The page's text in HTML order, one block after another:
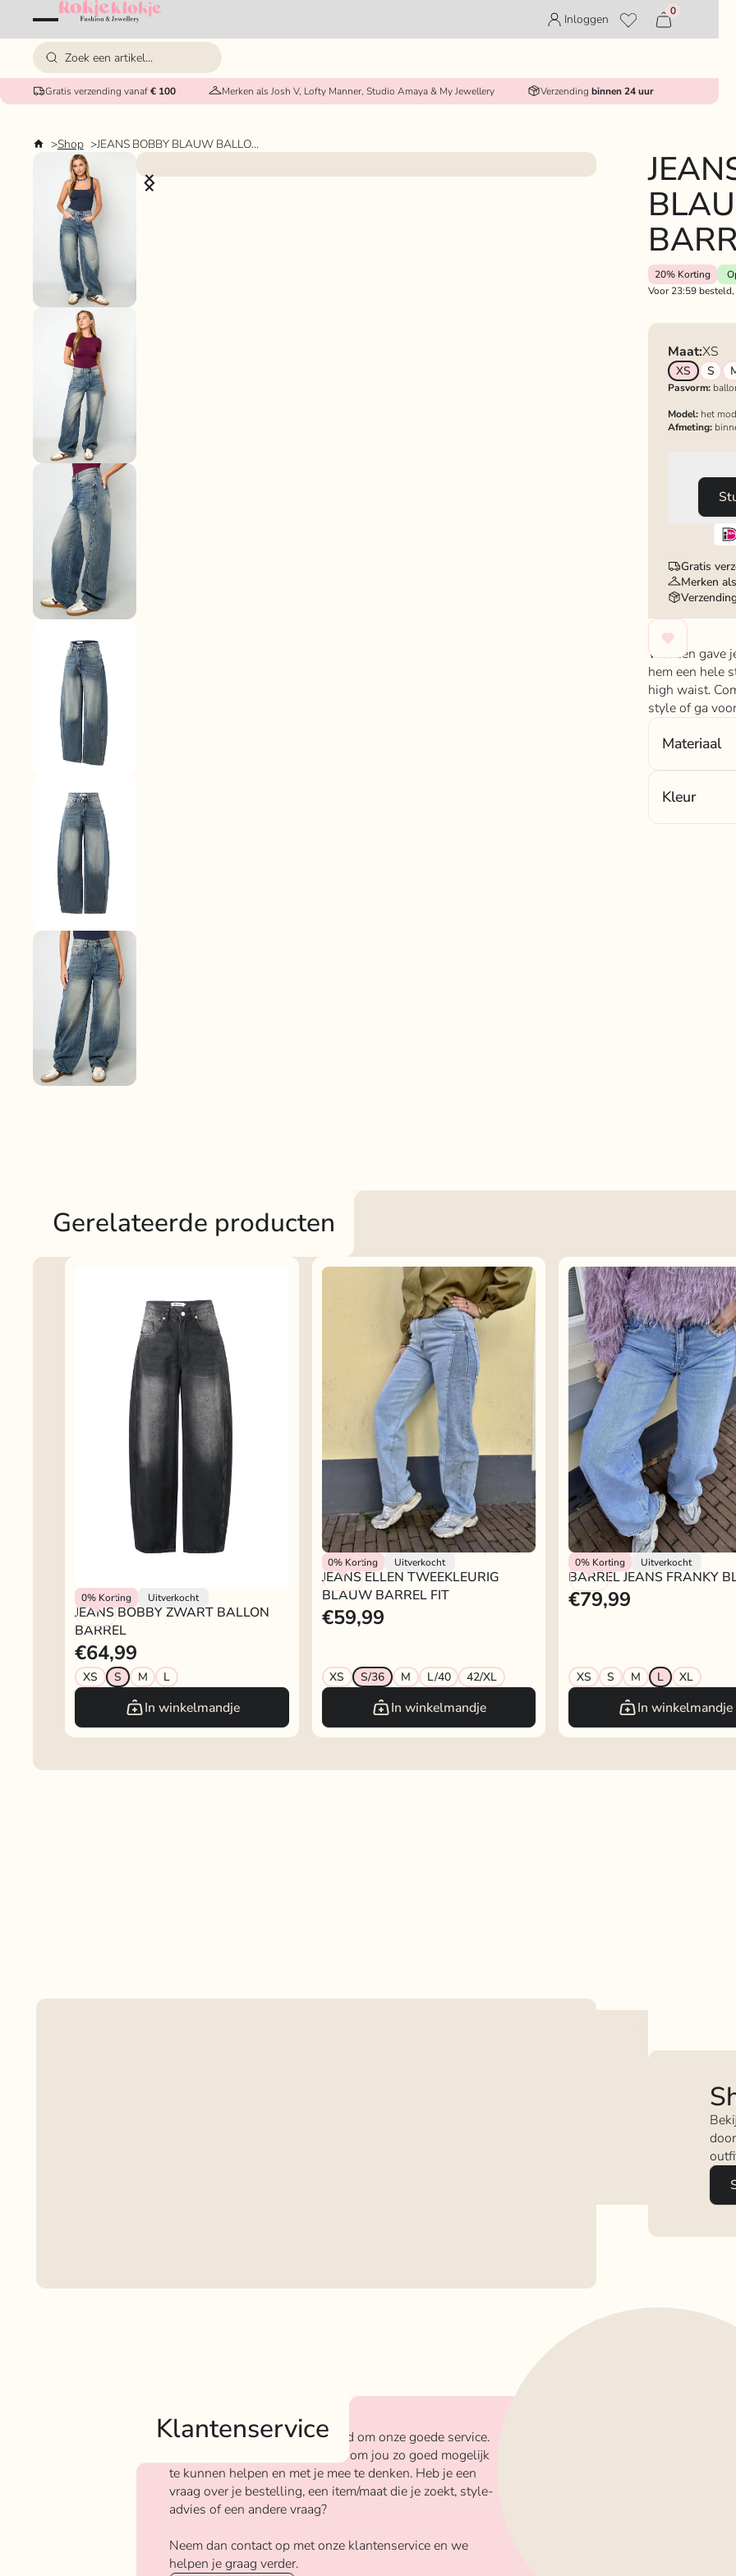
Inloggen
0
Gratis verzending vanaf€ 100 Merken als Josh V, Lofty Manner, Studio Amaya & My Jewellery Verzending binnen 24 uur
Shop JEANS BOBBY BLAUW BALLON BARREL
20% Korting
Voor 23:59
Maat:XS
XS S
Pasvorm:
Model: het
Afmeting:
Gratis
Merken
Wat een gave
hem een hele
high waist.
style of ga
Materiaal
Kleur
Gerelateerde producten
0% Korting Uitverkocht
Rokjeklokje
JEANS BOBBY ZWART BALLON
BARREL
€64,99
XS S M L
In winkelmandje
0% Korting Uitverkocht
Rokjeklokje
JEANS ELLEN TWEEKLEURIG
BLAUW BARREL FIT
€59,99
XS S/36 M L/40 42/XL
In winkelmandje
0%Korting Uitverkocht
Rokjeklokje
BARREL JEANS FRANKY
€79,99
XS S M L XL
In winkelmandje
Klantenservice
Bij Rokjeklokje staan we bekend om onze goede service.
We vinden het super belangrijk om jou zo goed mogelijk
te kunnen helpen en met je mee te denken. Heb je een
vraag over je bestelling, een item/maat die je zoekt, style-
advies of een andere vraag?
Neem dan contact op met onze klantenservice en we
helpen je graag verder.